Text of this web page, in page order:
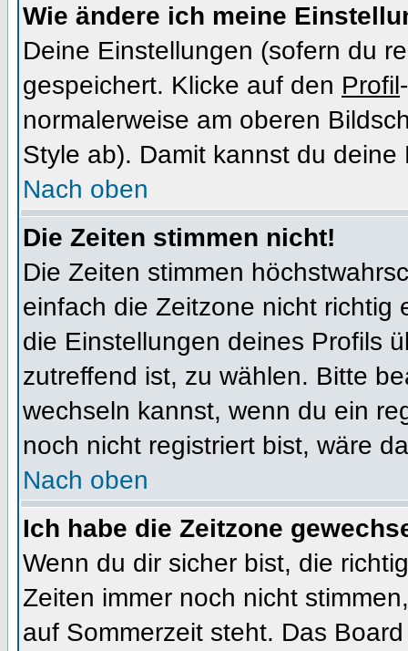
Wie ändere ich meine
Deine Einstellungen (sofern du
gespeichert. Klicke auf den Profil
normalerweise am oberen
Style ab). Damit kannst du
Nach oben
Die Zeiten stimmen nicht!
Die Zeiten stimmen
einfach die Zeitzone nicht richtig
die Einstellungen deines Profils
zutreffend ist, zu wählen. Bitte
wechseln kannst, wenn du ein
noch nicht registriert bist, wäre
Nach oben
Ich habe die Zeitzone
Wenn du dir sicher bist, die
Zeiten immer noch nicht
auf Sommerzeit steht. Das